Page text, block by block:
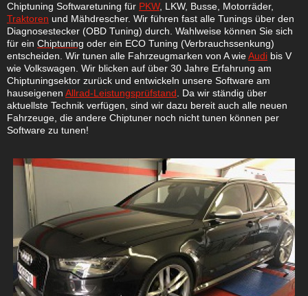
Chiptuning Softwaretuning für PKW, LKW, Busse, Motorräder,
Traktoren und Mähdrescher. Wir führen fast alle Tunings über den
Diagnosestecker (OBD Tuning) durch. Wahlweise können Sie sich
für ein Chiptuning oder ein ECO Tuning (Verbrauchssenkung)
entscheiden. Wir tunen alle Fahrzeugmarken von A wieAudi bis V
wie Volkswagen. Wir blicken auf über 30 Jahre Erfahrung am
Chiptuningsektor zurück und entwickeln unsere Software am
hauseigenen Allrad-Leistungsprüfstand. Da wir ständig über
aktuellste Technik verfügen, sind wir dazu bereit auch alle neuen
Fahrzeuge, die andere Chiptuner noch nicht tunen können per
Software zu tunen!